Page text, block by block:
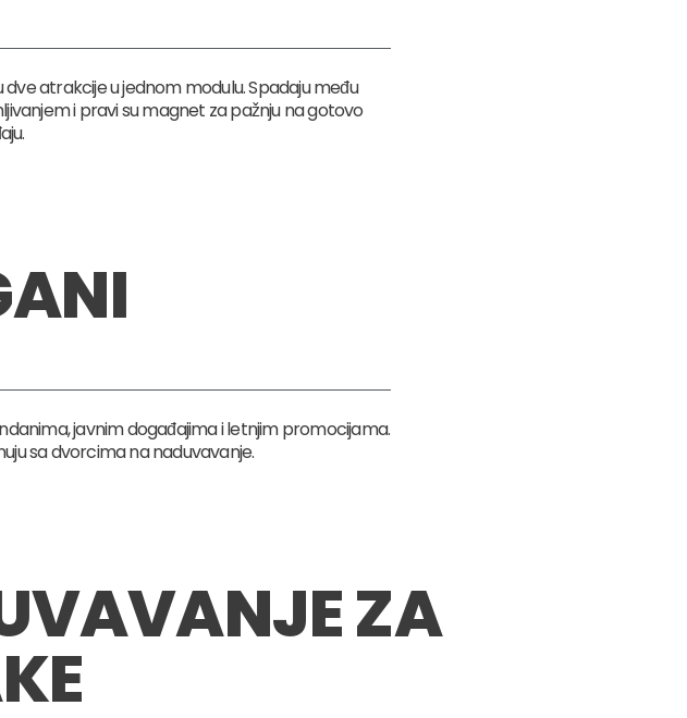
atrakcije u jednom modulu. Spadaju među
i pravi su magnet za pažnju na gotovo
javnim događajima i letnjim promocijama.
sa dvorcima na naduvavanje.
ZA